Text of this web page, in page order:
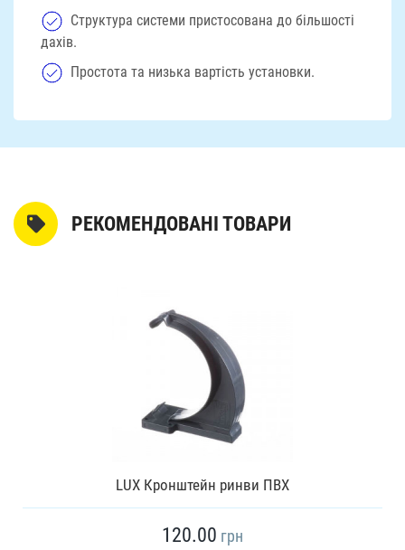
Структура системи пристосована до більшості
дахів.
Простота та низька вартість установки.
РЕКОМЕНДОВАНІ ТОВАРИ
LUX Кронштейн ринви ПВХ
120.00 грн